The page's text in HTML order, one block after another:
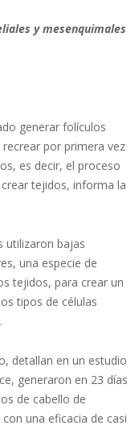
y mesenquimales
generar folículos
recrear por primera vez
es decir, el proceso
tejidos, informa la
utilizaron bajas
una especie de
tejidos, para crear un
tipos de células
detallan en un estudio
generaron en 23 días
de cabello de
una eficacia de casi